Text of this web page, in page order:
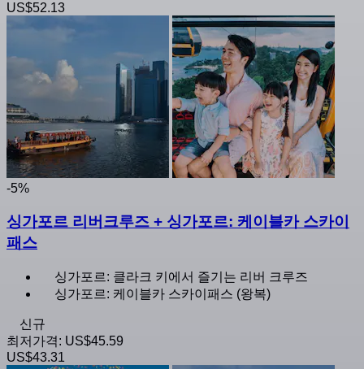
US$52.13
-5%
싱가포르 리버크루즈 + 싱가포르: 케이블카 스카이
패스
싱가포르: 클라크 키에서 즐기는 리버 크루즈
싱가포르: 케이블카 스카이패스 (왕복)
신규
최저가격: US$45.59
US$43.31